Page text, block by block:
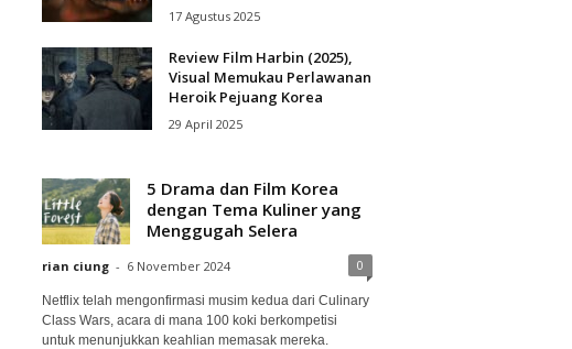
17 Agustus 2025
Review Film Harbin (2025),
Visual Memukau Perlawanan
Heroik Pejuang Korea
29 April 2025
5 Drama dan Film Korea
dengan Tema Kuliner yang
Menggugah Selera
rian ciung - 6 November 2024 0
Netflix telah mengonfirmasi musim kedua dari Culinary
Class Wars, acara di mana 100 koki berkompetisi
untuk menunjukkan keahlian memasak mereka.